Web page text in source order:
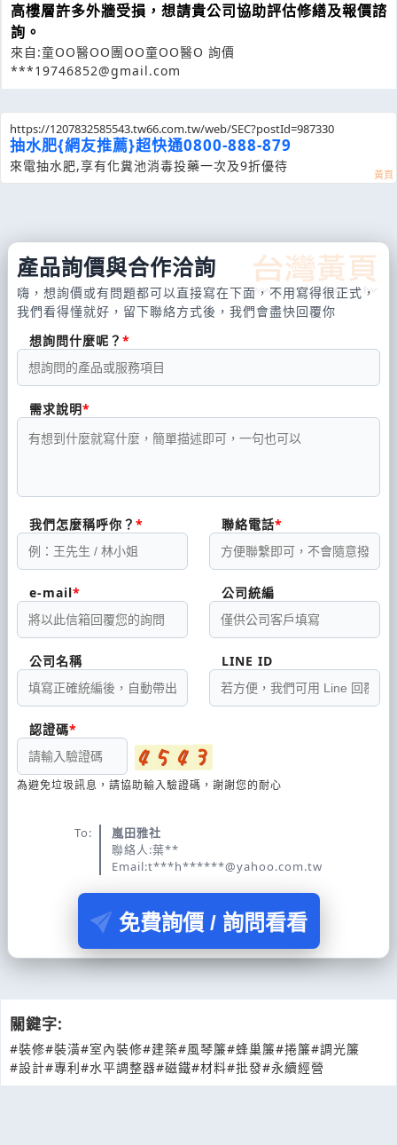
高樓層許多外牆受損，想請貴公司協助評估修繕及報價諮
詢。
來自:童OO醫OO團OO童OO醫O 詢價
***19746852@gmail.com
https://1207832585543.tw66.com.tw/web/SEC?postId=987330
抽水肥{網友推薦}超快通0800-888-879
來電抽水肥,享有化糞池消毒投藥一次及9折優待
產品詢價與合作洽詢
嗨，想詢價或有問題都可以直接寫在下面，不用寫得很正式，
我們看得懂就好，留下聯絡方式後，我們會盡快回覆你
想詢問什麼呢？
需求說明
我們怎麼稱呼你？ 聯絡電話
e-mail 公司統編
公司名稱 LINE ID
認證碼
為避免垃圾訊息，請協助輸入驗證碼，謝謝您的耐心
To:
嵐田雅社
聯絡人:葉**
Email:t***h******@yahoo.com.tw
免費詢價 / 詢問看看
關鍵字:
#裝修#裝潢#室內裝修#建築#風琴簾#蜂巢簾#捲簾#調光簾
#設計#專利#水平調整器#磁鐵#材料#批發#永續經營